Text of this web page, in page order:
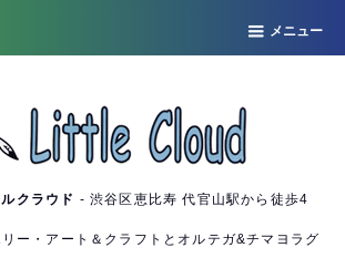
メニュー
クラウド - 渋谷区恵比寿 代官山駅から徒歩4
ー・アート＆クラフトとオルテガ&チマヨラグ